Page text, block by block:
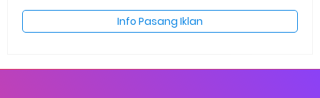
Info Pasang Iklan